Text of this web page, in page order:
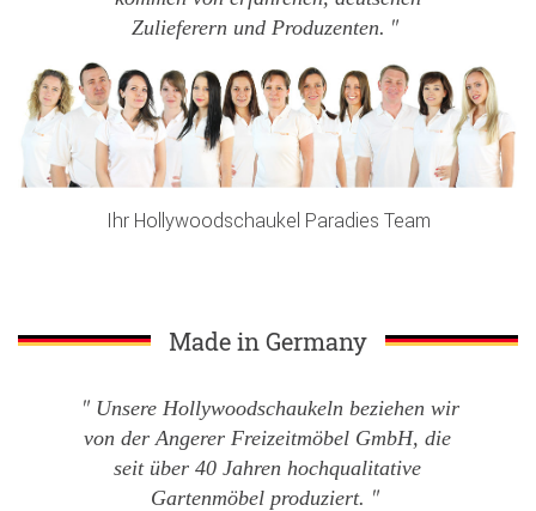
Zulieferern und Produzenten.
Ihr Hollywoodschaukel Paradies Team
Made in Germany
Unsere Hollywoodschaukeln beziehen wir
von der Angerer Freizeitmöbel GmbH, die
seit über 40 Jahren hochqualitative
Gartenmöbel produziert.